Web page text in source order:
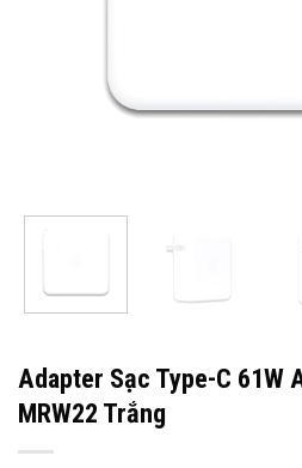
Adapter Sạc Type-C 61W
MRW22 Trắng